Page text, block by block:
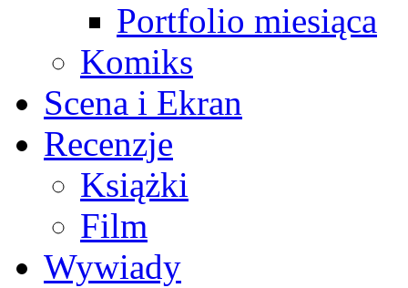
Portfolio miesiąca
Komiks
Scena i Ekran
Recenzje
Książki
Film
Wywiady